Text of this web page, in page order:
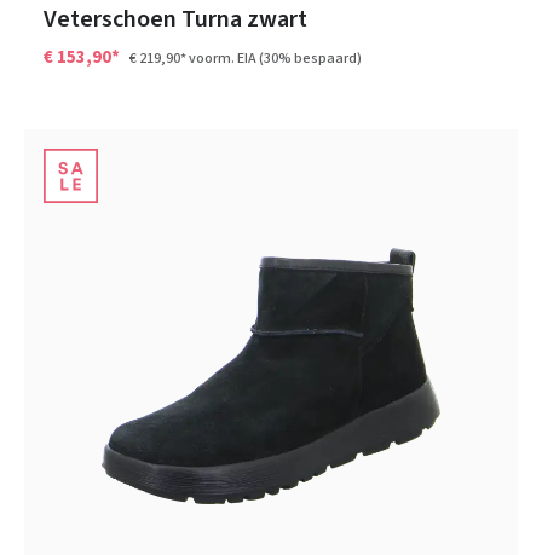
Veterschoen Turna zwart
€ 153,90* € 219,90*voorm. EIA(30% bespaard)